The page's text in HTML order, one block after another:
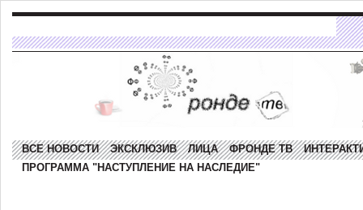
ВСЕ НОВОСТИ ЭКСКЛЮЗИВ ЛИЦА ФРОНДЕ ТВ
ПРОГРАММА "НАСТУПЛЕНИЕ НА НАСЛЕДИЕ"